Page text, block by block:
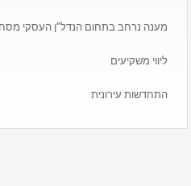
מענה נרחב בתחום הנדל”ן העסקי
ליווי משקיעים
התחדשות עירונית